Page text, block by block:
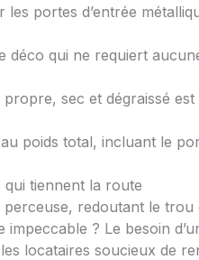
les portes d’entrée
déco qui ne requiert
sec et dégraissé est
poids total, incluant le
tiennent la route
perceuse, redoutant le
? Le besoin
locataires soucieux de